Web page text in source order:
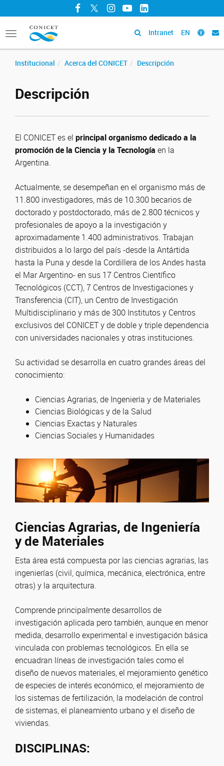
Facebook
TwitterInstagram
YouTubeLinkedIn
Toggle
navigation
Intranet EN
Institucional Acerca del CONICET Descripción
Descripción
El CONICET es el principal organismo dedicado a la
promoción de la Ciencia y la Tecnología en la
Argentina.
Actualmente, se desempeñan en el organismo más de
11.800 investigadores, más de 10.300 becarios de
doctorado y postdoctorado, más de 2.800 técnicos y
profesionales de apoyo a la investigación y
aproximadamente 1.400 administrativos. Trabajan
distribuidos a lo largo del país -desde la Antártida
hasta la Puna y desde la Cordillera de los Andes hasta
el Mar Argentino- en sus 17 Centros Científico
Tecnológicos (CCT), 7 Centros de Investigaciones y
Transferencia (CIT), un Centro de Investigación
Multidisciplinario y más de 300 Institutos y Centros
exclusivos del CONICET y de doble y triple dependencia
con universidades nacionales y otras instituciones.
Su actividad se desarrolla en cuatro grandes áreas del
conocimiento:
Ciencias Agrarias, de Ingeniería y de Materiales
Ciencias Biológicas y de la Salud
Ciencias Exactas y Naturales
Ciencias Sociales y Humanidades
Ciencias Agrarias, de Ingeniería
y de Materiales
Esta área está compuesta por las ciencias agrarias, las
ingenierías (civil, química, mecánica, electrónica, entre
otras) y la arquitectura.
Comprende principalmente desarrollos de
investigación aplicada pero también, aunque en menor
medida, desarrollo experimental e investigación básica
vinculada con problemas tecnológicos. En ella se
encuadran líneas de investigación tales como el
diseño de nuevos materiales, el mejoramiento genético
de especies de interés económico, el mejoramiento de
los sistemas de fertilización, la modelación de control
de sistemas, el planeamiento urbano y el diseño de
viviendas.
DISCIPLINAS: